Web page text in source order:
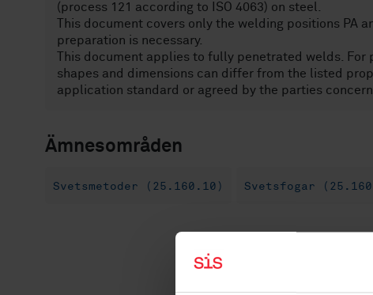
(process 121 according to ISO 4063) on steel.
This document covers only the welding positions PA
preparation is necessary.
This document applies to fully penetrated welds.
shapes and dimensions can differ from the listed
application standard or agreed by the parties
Ämnesområden
Svetsmetoder (25.160.10) Svetsfogar